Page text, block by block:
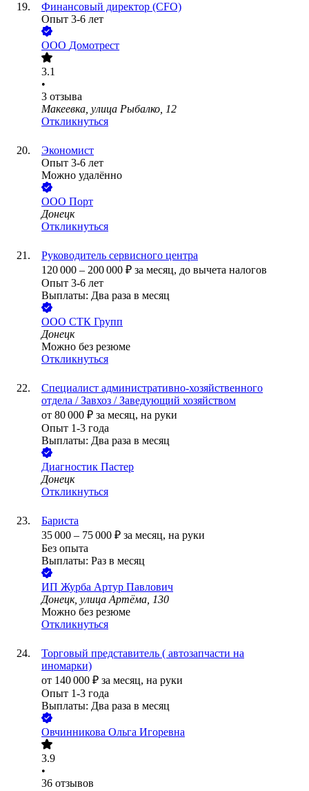
Финансовый директор (CFO)
Опыт 3-6 лет
ООО Домотрест
3.1
•
3 отзыва
Макеевка, улица Рыбалко, 12
Откликнуться
Экономист
Опыт 3-6 лет
Можно удалённо
ООО Порт
Донецк
Откликнуться
Руководитель сервисного центра
120 000 – 200 000 ₽ за месяц, до вычета налогов
Опыт 3-6 лет
Выплаты: Два раза в месяц
ООО СТК Групп
Донецк
Можно без резюме
Откликнуться
Специалист административно-хозяйственного
отдела / Завхоз / Заведующий хозяйством
от 80 000 ₽ за месяц, на руки
Опыт 1-3 года
Выплаты: Два раза в месяц
Диагностик Пастер
Донецк
Откликнуться
Бариста
35 000 – 75 000 ₽ за месяц, на руки
Без опыта
Выплаты: Раз в месяц
ИП Журба Артур Павлович
Донецк, улица Артёма, 130
Можно без резюме
Откликнуться
Торговый представитель ( автозапчасти на
иномарки)
от 140 000 ₽ за месяц, на руки
Опыт 1-3 года
Выплаты: Два раза в месяц
Овчинникова Ольга Игоревна
3.9
•
36 отзывов